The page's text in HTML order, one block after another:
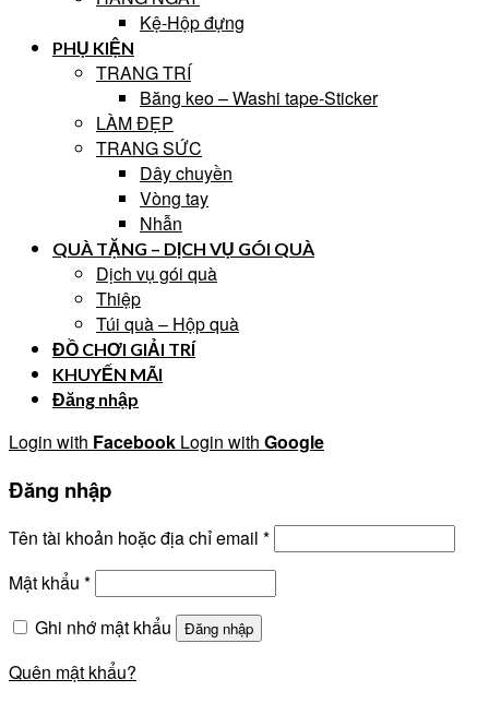
Kệ-Hộp đựng
PHỤ KIỆN
TRANG TRÍ
Băng keo – Washi tape-Sticker
LÀM ĐẸP
TRANG SỨC
Dây chuyền
Vòng tay
Nhẫn
QUÀ TẶNG – DỊCH VỤ GÓI QUÀ
Dịch vụ gói quà
Thiệp
Túi quà – Hộp quà
ĐỒ CHƠI GIẢI TRÍ
KHUYẾN MÃI
Đăng nhập
Login with Facebook Login with Google
Đăng nhập
Tên tài khoản hoặc địa chỉ email *
Mật khẩu *
Ghi nhớ mật khẩu
Đăng nhập
Quên mật khẩu?